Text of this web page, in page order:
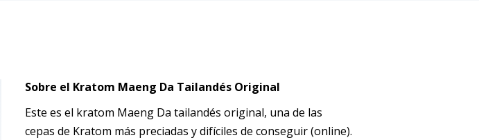
Sobre el Kratom Maeng Da Tailandés Original
Este es el kratom Maeng Da tailandés original, una de las
cepas de Kratom más preciadas y difíciles de conseguir (online).